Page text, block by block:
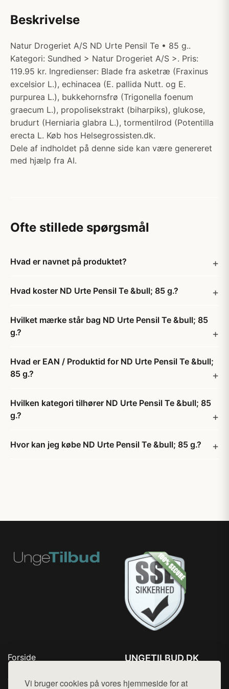
Vi bruger cookies på vores hjemmeside for at
Beskrivelse
Natur Drogeriet A/S ND Urte Pensil Te • 85 g..
Kategori: Sundhed > Natur Drogeriet A/S >. Pris:
119.95 kr. Ingredienser: Blade fra asketræ (Fraxinus
excelsior L.), echinacea (E. pallida Nutt. og E.
purpurea L.), bukkehornsfrø (Trigonella foenum
graecum L.), propolisekstrakt (biharpiks), glukose,
brudurt (Herniaria glabra L.), tormentilrod (Potentilla
erecta L. Køb hos Helsegrossisten.dk.
Dele af indholdet på denne side kan være genereret
med hjælp fra AI.
Ofte stillede spørgsmål
Hvad er navnet på produktet?
Hvad koster ND Urte Pensil Te &bull; 85 g.?
Hvilket mærke står bag ND Urte Pensil Te &bull; 85
g.?
Hvad er EAN / Produktid for ND Urte Pensil Te &bull;
85 g.?
Hvilken kategori tilhører ND Urte Pensil Te &bull; 85
g.?
Hvor kan jeg købe ND Urte Pensil Te &bull; 85 g.?
Forside
Top Rabatter
UNGETILBUD.DK